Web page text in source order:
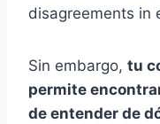
disagreements in
Sin embargo, tu
permite
de entender de